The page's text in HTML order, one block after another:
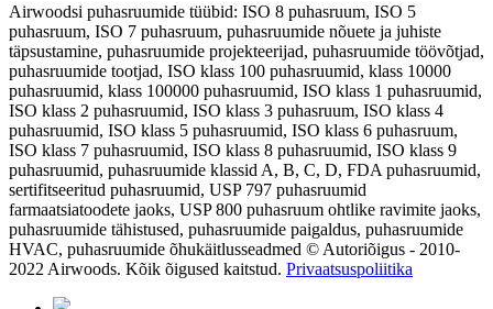
Airwoodsi puhasruumide tüübid: ISO 8 puhasruum, ISO 5
puhasruum, ISO 7 puhasruum, puhasruumide nõuete ja juhiste
täpsustamine, puhasruumide projekteerijad, puhasruumide töövõtjad,
puhasruumide tootjad, ISO klass 100 puhasruumid, klass 10000
puhasruumid, klass 100000 puhasruumid, ISO klass 1 puhasruumid,
ISO klass 2 puhasruumid, ISO klass 3 puhasruum, ISO klass 4
puhasruumid, ISO klass 5 puhasruumid, ISO klass 6 puhasruum,
ISO klass 7 puhasruumid, ISO klass 8 puhasruumid, ISO klass 9
puhasruumid, puhasruumide klassid A, B, C, D, FDA puhasruumid,
sertifitseeritud puhasruumid, USP 797 puhasruumid
farmaatsiatoodete jaoks, USP 800 puhasruum ohtlike ravimite jaoks,
puhasruumide tähistused, puhasruumide paigaldus, puhasruumide
HVAC, puhasruumide õhukäitlusseadmed © Autoriõigus - 2010-
2022 Airwoods. Kõik õigused kaitstud. Privaatsuspoliitika